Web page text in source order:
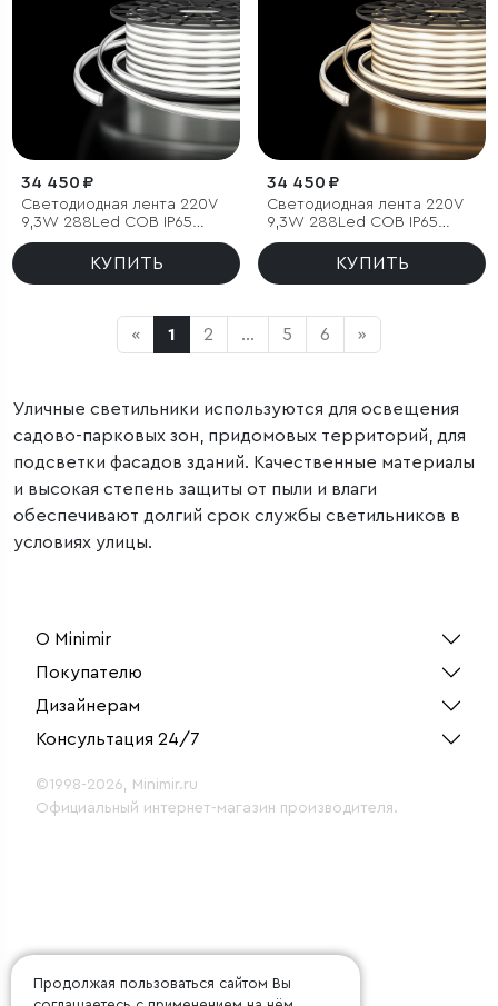
34 450 ₽
Светодиодная лента 220V
9,3W 288Led COB IP65
6500 холодный белый, 50 м
КУПИТЬ
34 450 ₽
Светодиодная лента 220V
9,3W 288Led COB IP65
4200 дневной белый, 50 м
КУПИТЬ
« 1 2 ... 5 6 »
Уличные светильники используются для освещения
садово-парковых зон, придомовых территорий, для
подсветки фасадов зданий. Качественные материалы
и высокая степень защиты от пыли и влаги
обеспечивают долгий срок службы светильников в
условиях улицы.
О Minimir
Покупателю
Дизайнерам
Консультация 24/7
©1998-2026, Minimir.ru
Официальный интернет-магазин производителя.
Продолжая пользоваться сайтом Вы